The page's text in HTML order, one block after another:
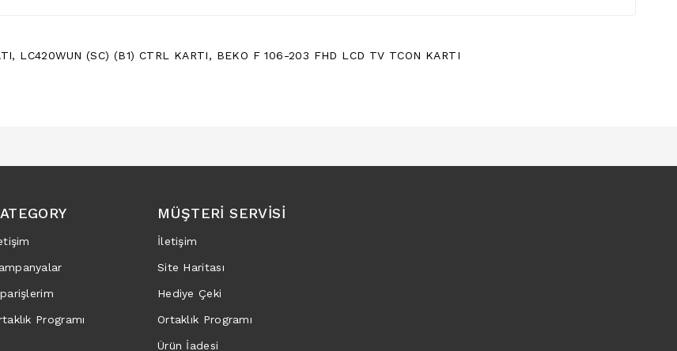
, LC420WUN (SC) (B1) CTRL KARTI, BEKO F 106-203 FHD LCD TV TCON KARTI
Programı
MÜŞTERI SERVISI
İletişim
Site Haritası
Hediye Çeki
Ortaklık Programı
Ürün İadesi